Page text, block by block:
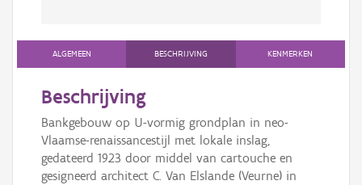
ALGEMEEN BESCHRIJVING KENMERKEN
Beschrijving
Bankgebouw op U-vormig grondplan in neo-
Vlaamse-renaissancestijl met lokale inslag,
gedateerd 1923 door middel van cartouche en
gesigneerd architect C. Van Elslande (Veurne) in